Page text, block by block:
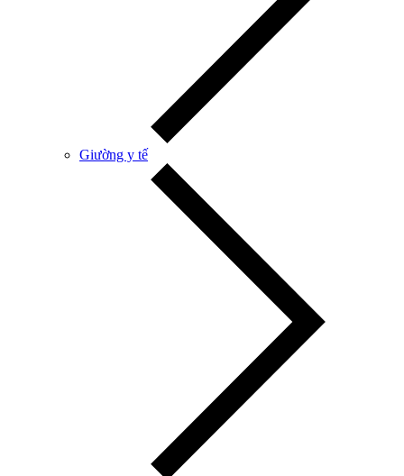
Giường y tế